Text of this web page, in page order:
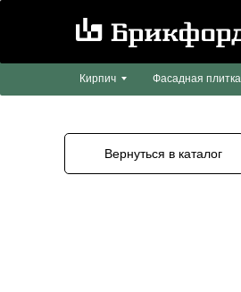
Фасадная плитка
Кирпич
Вернуться в каталог